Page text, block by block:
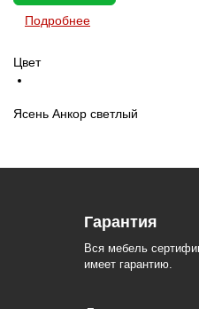
Подробнее
Цвет
Ясень Анкор светлый
Гарантия
Вся мебель
имеет гарантию.